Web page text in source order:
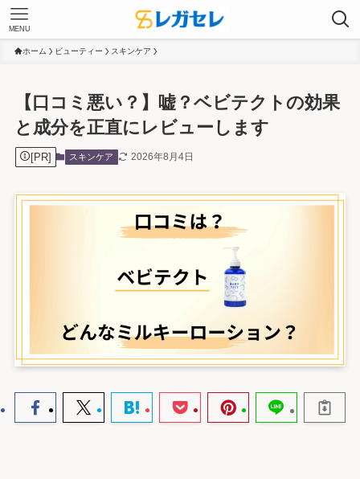
MENU
ホーム ビューティー スキンケア
【口コミ悪い？】嘘？ベビテクトの効果
と成分を正直にレビューします
[PR] スキンケア 2026年8月4日